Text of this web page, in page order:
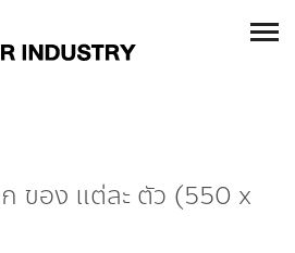
ของ แต่ละ ตัว (550 x